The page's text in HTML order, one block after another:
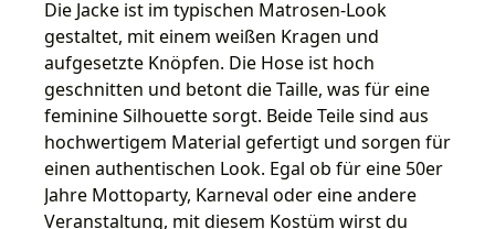
Die Jacke ist im typischen Matrosen-Look
gestaltet, mit einem weißen Kragen und
aufgesetzte Knöpfen. Die Hose ist hoch
geschnitten und betont die Taille, was für eine
feminine Silhouette sorgt. Beide Teile sind aus
hochwertigem Material gefertigt und sorgen für
einen authentischen Look. Egal ob für eine 50er
Jahre Mottoparty, Karneval oder eine andere
Veranstaltung, mit diesem Kostüm wirst du